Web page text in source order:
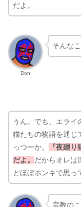
だよ。
Don
そんな
うん。でも、エライ
猫たちの物語を通じ
っつーか。
『夜廻
だよ。 だからオレは
とほぼホンキで思っ
宗教の